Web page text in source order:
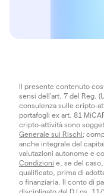
Il presente contenuto
sensi dell'art. 7 del Reg.
consulenza sulle cripto-
portafogli ex art. 81
cripto-attività sono
Generale sui Rischi;
anche integrale del
valutazioni autonome e
Condizioni e, se del
qualificato, prima di
o finanziaria. Il conto di
disciplinato dal D.Lgs.